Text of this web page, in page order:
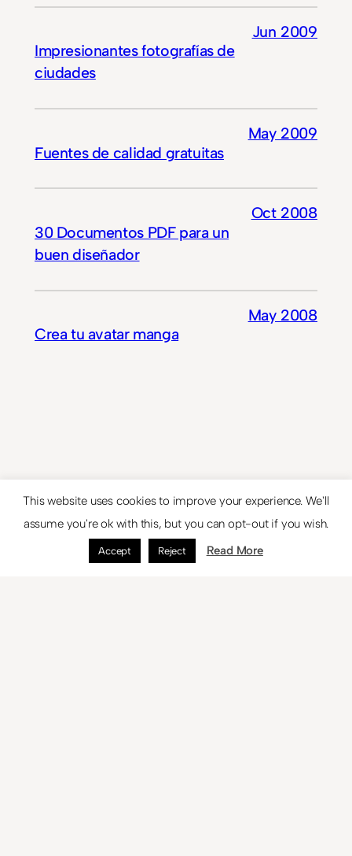
Impresionantes fotografías de
ciudades
Jun 2009
Fuentes de calidad gratuitas
May 2009
30 Documentos PDF para un
buen diseñador
Oct 2008
Crea tu avatar manga
May 2008
This website uses cookies to improve your experience. We'll
assume you're ok with this, but you can opt-out if you wish.
Accept Reject Read More